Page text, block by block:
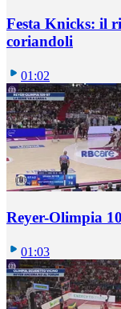
Festa Knicks: il
coriandoli
01:02
Reyer-Olimpia
01:03